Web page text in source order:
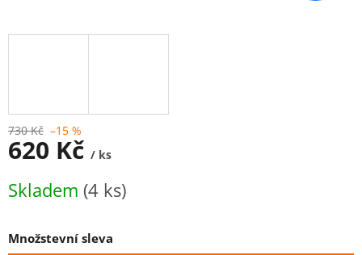
730 Kč –15 %
620 Kč / ks
cena:
Skladem (4 ks)
Množstevní sleva